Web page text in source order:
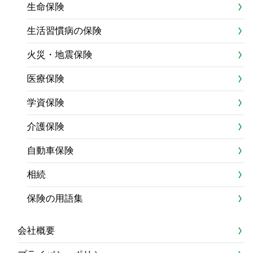
生命保険
生活習慣病の保険
火災・地震保険
医療保険
学資保険
介護保険
自動車保険
相続
保険の用語集
会社概要